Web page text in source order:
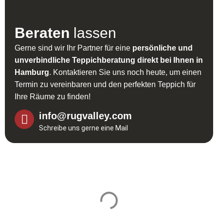
Beraten lassen
Gerne sind wir Ihr Partner für eine persönliche und
unverbindliche Teppichberatung direkt bei Ihnen in
Hamburg. Kontaktieren Sie uns noch heute, um einen
Termin zu vereinbaren und den perfekten Teppich für
Ihre Räume zu finden!
info@rugvalley.com
Schreibe uns gerne eine Mail